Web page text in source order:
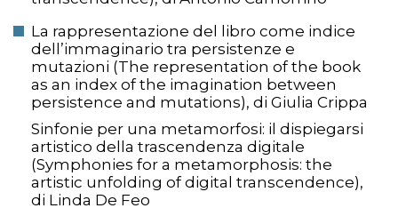
La rappresentazione del libro come indice
dell’immaginario tra persistenze e
mutazioni (The representation of the book
as an index of the imagination between
persistence and mutations), di Giulia Crippa
Sinfonie per una metamorfosi: il dispiegarsi
artistico della trascendenza digitale
(Symphonies for a metamorphosis: the
artistic unfolding of digital transcendence),
di Linda De Feo